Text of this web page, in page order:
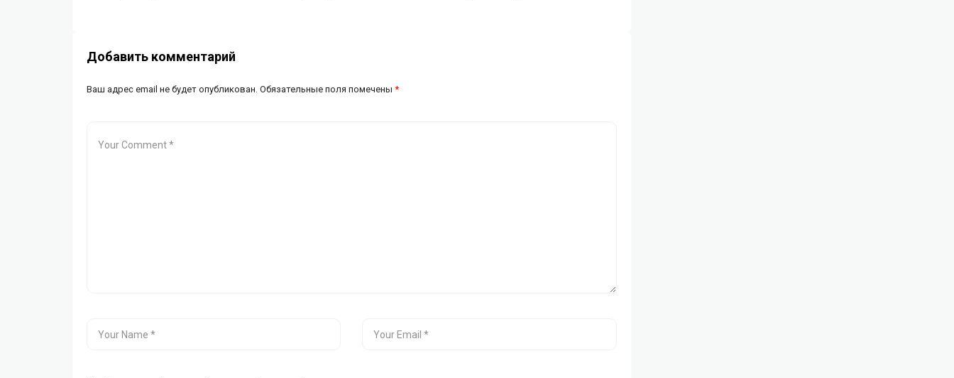
Добавить комментарий
Ваш адрес email не будет опубликован. Обязательные поля помечены *